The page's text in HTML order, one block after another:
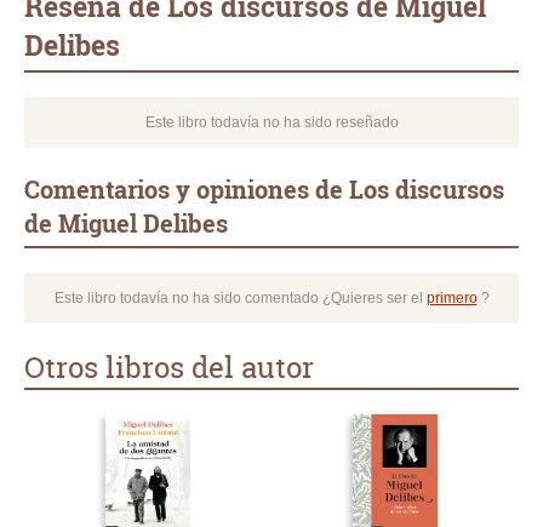
Delibes
Este libro todavía no ha sido reseñado
Comentarios y opiniones de Los discursos
de Miguel Delibes
Este libro todavía no ha sido comentado ¿Quieres ser el primero?
Otros libros del autor